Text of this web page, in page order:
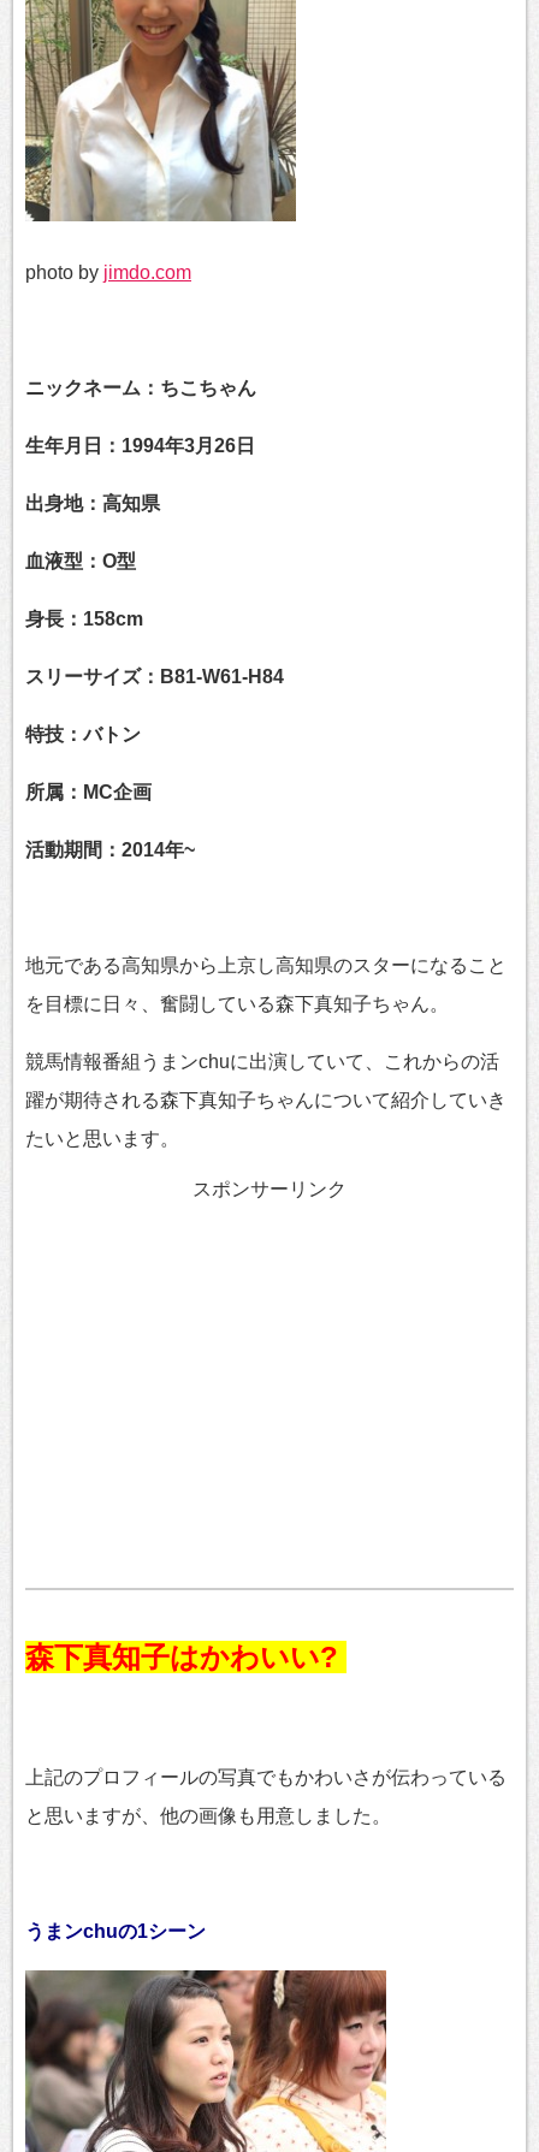
photo by jimdo.com
ニックネーム：ちこちゃん
生年月日：1994年3月26日
出身地：高知県
血液型：O型
身長：158cm
スリーサイズ：B81-W61-H84
特技：バトン
所属：MC企画
活動期間：2014年~
地元である高知県から上京し高知県のスターになること
を目標に日々、奮闘している森下真知子ちゃん。
競馬情報番組うまンchuに出演していて、これからの活
躍が期待される森下真知子ちゃんについて紹介していき
たいと思います。
スポンサーリンク
森下真知子はかわいい?
上記のプロフィールの写真でもかわいさが伝わっている
と思いますが、他の画像も用意しました。
うまンchuの1シーン